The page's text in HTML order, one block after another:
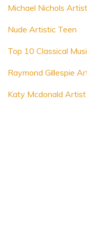
Michael Nichols Artist
Nude Artistic Teen
Top 10 Classical
Raymond Gillespie
Katy Mcdonald Artist